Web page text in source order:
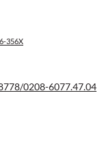
356X
0208-6077.47.04